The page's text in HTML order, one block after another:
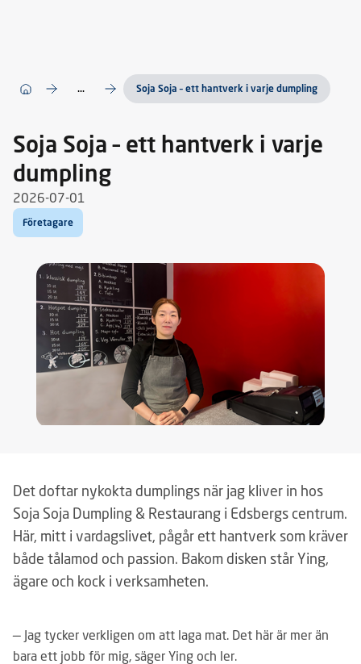
... Soja Soja – ett hantverk i varje dumpling
Soja Soja – ett hantverk i varje
dumpling
2026-07-01
Företagare
Det doftar nykokta dumplings när jag kliver in hos
Soja Soja Dumpling & Restaurang i Edsbergs centrum.
Här, mitt i vardagslivet, pågår ett hantverk som kräver
både tålamod och passion. Bakom disken står Ying,
ägare och kock i verksamheten.
— Jag tycker verkligen om att laga mat. Det här är mer än
bara ett jobb för mig, säger Ying och ler.